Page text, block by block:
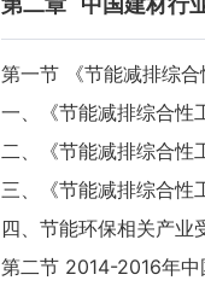
第一节 《节能减排综
一、《节能减排综合性
二、《节能减排综合性
三、《节能减排综合性
四、节能环保相关产业
第二节 2014-2016年